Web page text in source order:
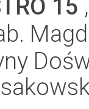
15